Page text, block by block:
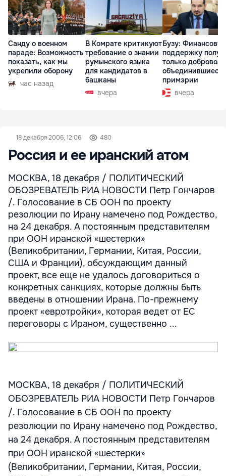
Санду о военном
параде: Возможность
показать, как мы
укрепили оборону
час назад
В Комрате критикуют
требование о знании
румынского языка
для кандидатов в
башканы
вчера
Бузу:
поддержку
только
объединившиеся
примэрии
вчера
18 декабря 2006, 12:06 480
Россия и ее иранский атом
МОСКВА, 18 декабря / ПОЛИТИЧЕСКИЙ
ОБОЗРЕВАТЕЛЬ РИА НОВОСТИ Петр Гончаров
/. Голосование в СБ ООН по проекту
резолюции по Ирану намечено под Рождество,
на 24 декабря. А постоянным представителям
при ООН иранской «шестерки»
(Великобритании, Германии, Китая, России,
США и Франции), обсуждающим данный
проект, все еще не удалось договориться о
конкретных санкциях, которые должны быть
введены в отношении Ирана. По-прежнему
проект «евротройки», которая ведет от ЕС
переговоры с Ираном, существенно ...
МОСКВА, 18 декабря / ПОЛИТИЧЕСКИЙ
ОБОЗРЕВАТЕЛЬ РИА НОВОСТИ Петр Гончаров
/. Голосование в СБ ООН по проекту
резолюции по Ирану намечено под Рождество,
на 24 декабря. А постоянным представителям
при ООН иранской «шестерки»
(Великобритании, Германии, Китая, России,